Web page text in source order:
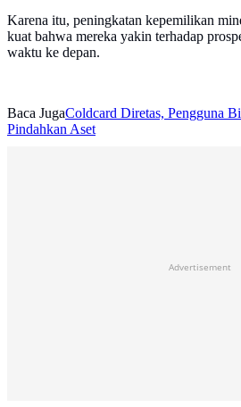
Karena itu, peningkatan kepemilikan
kuat bahwa mereka yakin terhadap
waktu ke depan.
Baca JugaColdcard Diretas, Pengguna
Pindahkan Aset
Advertisement